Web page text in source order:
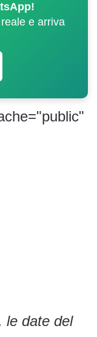
e arriva
le date del